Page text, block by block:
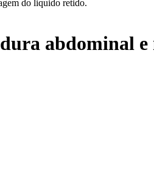
do liquido retido.
abdominal